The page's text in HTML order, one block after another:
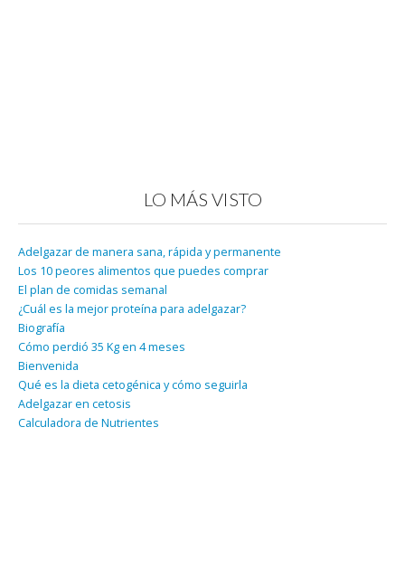
LO MÁS VISTO
Adelgazar de manera sana, rápida y permanente
Los 10 peores alimentos que puedes comprar
El plan de comidas semanal
¿Cuál es la mejor proteína para adelgazar?
Biografía
Cómo perdió 35 Kg en 4 meses
Bienvenida
Qué es la dieta cetogénica y cómo seguirla
Adelgazar en cetosis
Calculadora de Nutrientes